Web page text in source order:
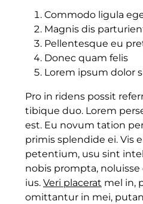
Commodo ligula
Magnis dis
Pellentesque eu
Donec quam felis
Lorem ipsum dolor
Pro in ridens possit
tibique duo. Lorem
est. Eu novum tation
primis splendide ei. Vis
petentium, usu sint
nobis prompta,
ius. Veri placerat mel in,
omittantur in mei,